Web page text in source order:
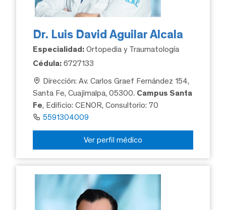
Dr. Luis David Aguilar Alcala
Especialidad: Ortopedia y Traumatología
Cédula: 6727133
Dirección: Av. Carlos Graef Fernández 154,
Santa Fe, Cuajimalpa, 05300. Campus Santa
Fe, Edificio: CENOR, Consultorio: 70
5591304009
Ver perfil médico